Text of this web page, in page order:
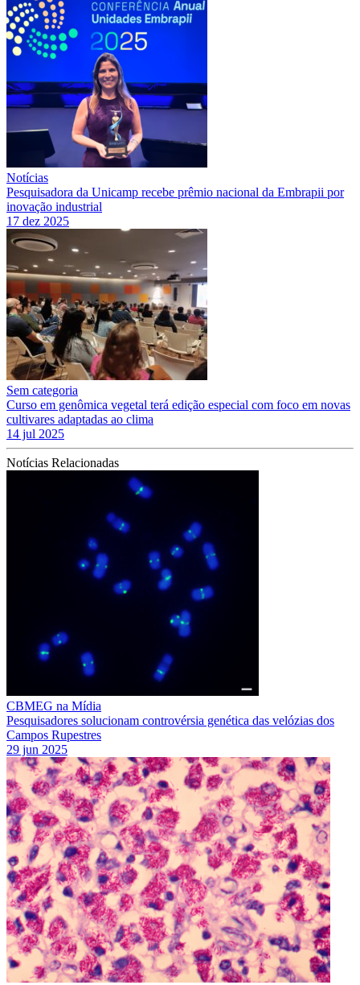
Notícias
Pesquisadora da Unicamp recebe prêmio nacional da Embrapii por
inovação industrial
17 dez 2025
Sem categoria
Curso em genômica vegetal terá edição especial com foco em novas
cultivares adaptadas ao clima
14 jul 2025
Notícias Relacionadas
CBMEG na Mídia
Pesquisadores solucionam controvérsia genética das velózias dos
Campos Rupestres
29 jun 2025